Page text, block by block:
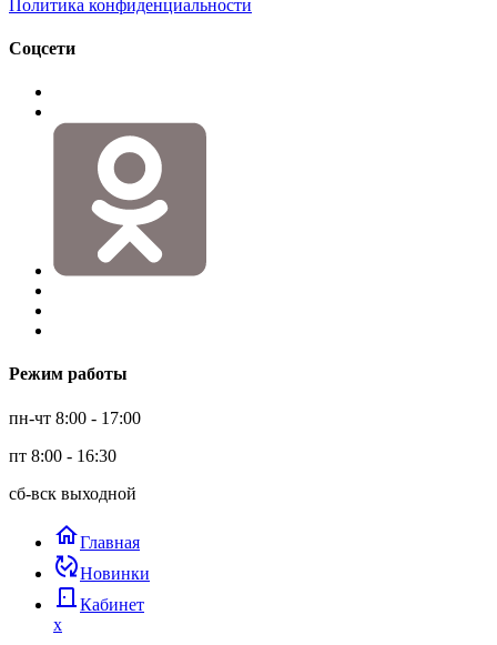
Политика конфиденциальности
Соцсети
Режим работы
пн-чт 8:00 - 17:00
пт 8:00 - 16:30
сб-вск выходной
homeГлавная
published_with_changesНовинки
door_back Кабинет
x